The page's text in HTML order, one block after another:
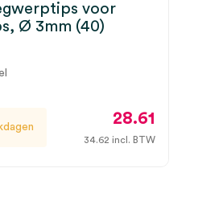
voor
Ø 3mm (40)
28.61
34.62 incl. BTW